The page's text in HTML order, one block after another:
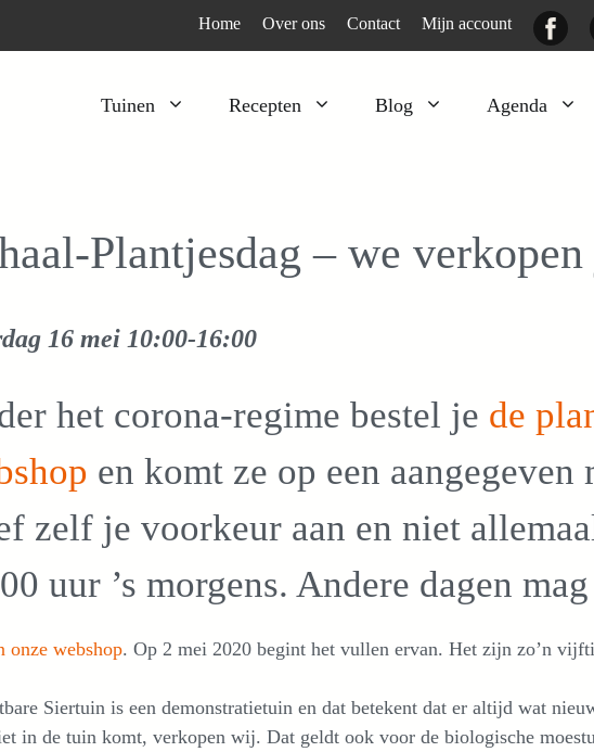
Home Over ons Contact Mijn account
Tuinen Recepten Blog Agenda
Kruiden
Verfplanten
Peulgroenten
Bladgroenten
Plantjesdag – we
16 mei 10:00-16:00
het corona-regime bestel je de
en komt ze op een aangegeven
zelf je voorkeur aan en niet
uur ’s morgens. Andere dagen
webshop. Op 2 mei 2020 begint het vullen ervan. Het zijn zo’n
Siertuin is een demonstratietuin en dat betekent dat er altijd wat
in de tuin komt, verkopen wij. Dat geldt ook voor de biologische